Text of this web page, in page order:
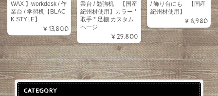
WAX 】workdesk / 作
業台 / 学習机【BLAC
K STYLE】
¥13,800
業台 / 勉強机 【国産
紀州材使用】カラー *
取手 * 足棚 カスタム
ページ
¥29,800
/ 飾り台にも 【国産
紀州材使用】
¥6,980
CATEGORY